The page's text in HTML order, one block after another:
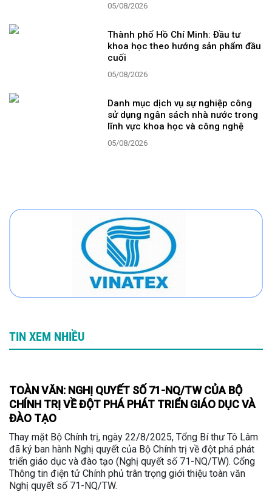
05/08/2026
Thành phố Hồ Chí Minh: Đầu tư
khoa học theo hướng sản phẩm đầu
cuối
05/08/2026
Danh mục dịch vụ sự nghiệp công
sử dụng ngân sách nhà nước trong
lĩnh vực khoa học và công nghệ
05/08/2026
TIN XEM NHIỀU
TOÀN VĂN: NGHỊ QUYẾT SỐ 71-NQ/TW CỦA BỘ
CHÍNH TRỊ VỀ ĐỘT PHÁ PHÁT TRIỂN GIÁO DỤC VÀ
ĐÀO TẠO
Thay mặt Bộ Chính trị, ngày 22/8/2025, Tổng Bí thư Tô Lâm
đã ký ban hành Nghị quyết của Bộ Chính trị về đột phá phát
triển giáo dục và đào tạo (Nghị quyết số 71-NQ/TW). Cổng
Thông tin điện tử Chính phủ trân trọng giới thiệu toàn văn
Nghị quyết số 71-NQ/TW.